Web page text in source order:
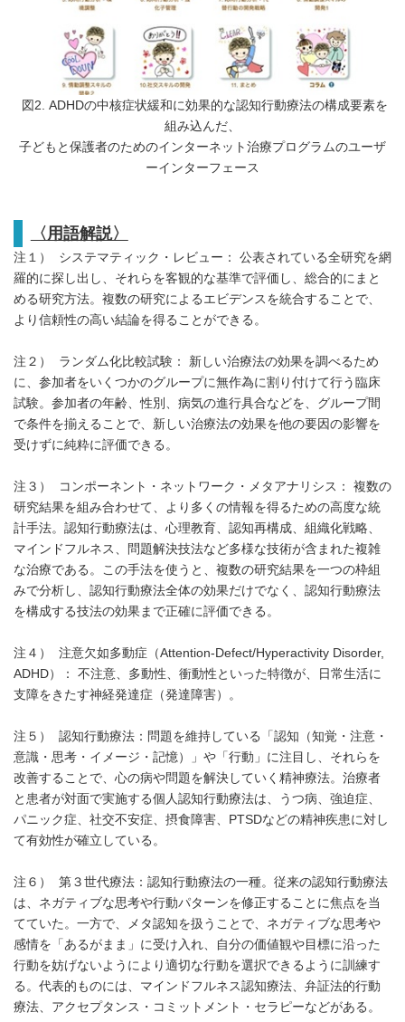
図2. ADHDの中核症状緩和に効果的な認知行動療法の構成要素を
組み込んだ、
子どもと保護者のためのインターネット治療プログラムのユーザ
ーインターフェース
〈用語解説〉
注１） システマティック・レビュー： 公表されている全研究を網
羅的に探し出し、それらを客観的な基準で評価し、総合的にまと
める研究方法。複数の研究によるエビデンスを統合することで、
より信頼性の高い結論を得ることができる。
注２） ランダム化比較試験： 新しい治療法の効果を調べるため
に、参加者をいくつかのグループに無作為に割り付けて行う臨床
試験。参加者の年齢、性別、病気の進行具合などを、グループ間
で条件を揃えることで、新しい治療法の効果を他の要因の影響を
受けずに純粋に評価できる。
注３） コンポーネント・ネットワーク・メタアナリシス： 複数の
研究結果を組み合わせて、より多くの情報を得るための高度な統
計手法。認知行動療法は、心理教育、認知再構成、組織化戦略、
マインドフルネス、問題解決技法など多様な技術が含まれた複雑
な治療である。この手法を使うと、複数の研究結果を一つの枠組
みで分析し、認知行動療法全体の効果だけでなく、認知行動療法
を構成する技法の効果まで正確に評価できる。
注４） 注意欠如多動症（Attention-Defect/Hyperactivity Disorder,
ADHD）： 不注意、多動性、衝動性といった特徴が、日常生活に
支障をきたす神経発達症（発達障害）。
注５） 認知行動療法：問題を維持している「認知（知覚・注意・
意識・思考・イメージ・記憶）」や「行動」に注目し、それらを
改善することで、心の病や問題を解決していく精神療法。治療者
と患者が対面で実施する個人認知行動療法は、うつ病、強迫症、
パニック症、社交不安症、摂食障害、PTSDなどの精神疾患に対し
て有効性が確立している。
注６） 第３世代療法：認知行動療法の一種。従来の認知行動療法
は、ネガティブな思考や行動パターンを修正することに焦点を当
てていた。一方で、メタ認知を扱うことで、ネガティブな思考や
感情を「あるがまま」に受け入れ、自分の価値観や目標に沿った
行動を妨げないようにより適切な行動を選択できるように訓練す
る。代表的ものには、マインドフルネス認知療法、弁証法的行動
療法、アクセプタンス・コミットメント・セラピーなどがある。